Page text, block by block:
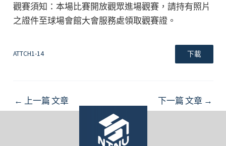
觀賽須知：本場比賽開放觀眾進場觀賽，請持有照片
之證件至球場會館大會服務處領取觀賽證。
ATTCH1-14 下載
Post
navigation
← 上一篇 文章 下一篇 文章 →